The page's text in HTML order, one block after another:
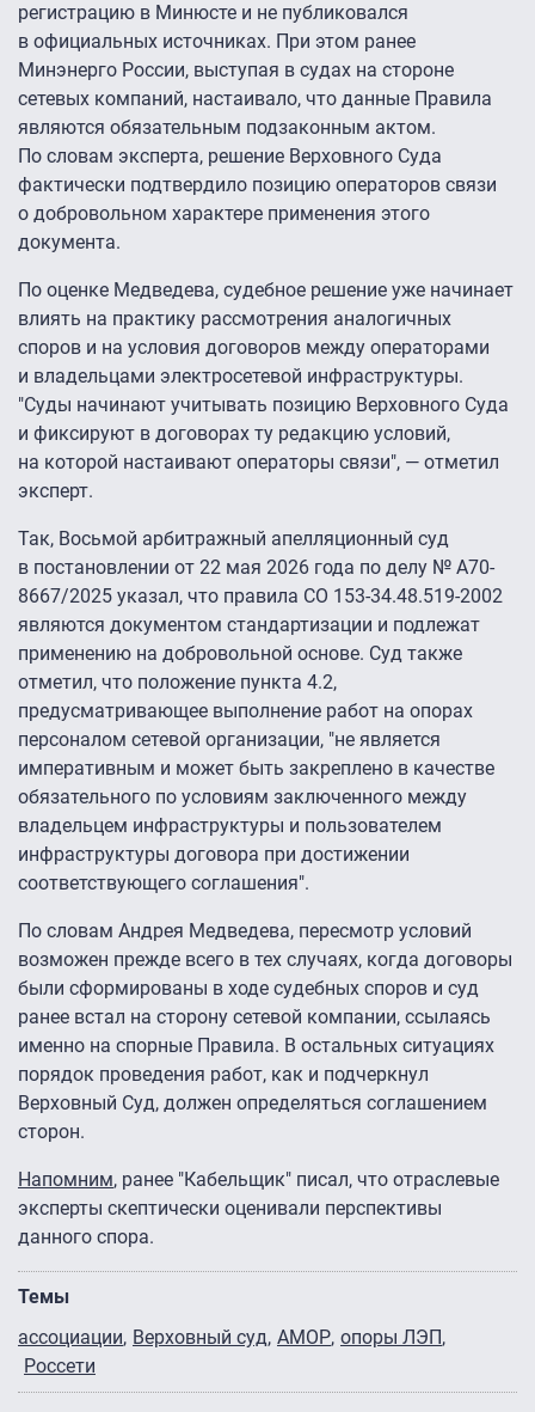
регистрацию в Минюсте и не публиковался
в официальных источниках. При этом ранее
Минэнерго России, выступая в судах на стороне
сетевых компаний, настаивало, что данные Правила
являются обязательным подзаконным актом.
По словам эксперта, решение Верховного Суда
фактически подтвердило позицию операторов связи
о добровольном характере применения этого
документа.
По оценке Медведева, судебное решение уже начинает
влиять на практику рассмотрения аналогичных
споров и на условия договоров между операторами
и владельцами электросетевой инфраструктуры.
"Суды начинают учитывать позицию Верховного Суда
и фиксируют в договорах ту редакцию условий,
на которой настаивают операторы связи", — отметил
эксперт.
Так, Восьмой арбитражный апелляционный суд
в постановлении от 22 мая 2026 года по делу № А70-
8667/2025 указал, что правила СО 153-34.48.519-2002
являются документом стандартизации и подлежат
применению на добровольной основе. Суд также
отметил, что положение пункта 4.2,
предусматривающее выполнение работ на опорах
персоналом сетевой организации, "не является
императивным и может быть закреплено в качестве
обязательного по условиям заключенного между
владельцем инфраструктуры и пользователем
инфраструктуры договора при достижении
соответствующего соглашения".
По словам Андрея Медведева, пересмотр условий
возможен прежде всего в тех случаях, когда договоры
были сформированы в ходе судебных споров и суд
ранее встал на сторону сетевой компании, ссылаясь
именно на спорные Правила. В остальных ситуациях
порядок проведения работ, как и подчеркнул
Верховный Суд, должен определяться соглашением
сторон.
Напомним, ранее "Кабельщик" писал, что отраслевые
эксперты скептически оценивали перспективы
данного спора.
Темы
ассоциации Верховный суд АМОР опоры ЛЭП
Россети